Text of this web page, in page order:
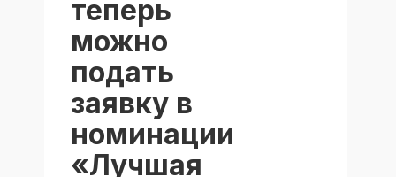
теперь
можно
подать
заявку в
номинации
«Лучшая